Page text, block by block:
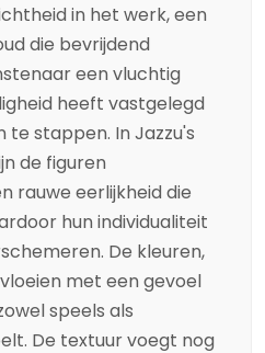
in het werk, een
die bevrijdend
een vluchtig
heeft vastgelegd
te stappen. InJazzu's
de figuren
rauwe eerlijkheid die
hun individualiteit
De kleuren,
met een gevoel
speels als
De textuur voegt nog